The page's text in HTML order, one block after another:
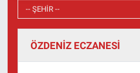
ÖZDENİZ ECZANESİ